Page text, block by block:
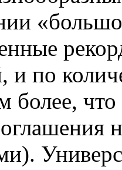
и по
более,